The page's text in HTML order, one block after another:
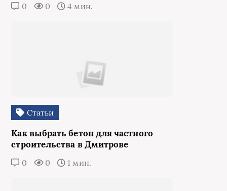
0 0 4 мин.
Статьи
Как выбрать бетон для частного
строительства в Дмитрове
0 0 1 мин.